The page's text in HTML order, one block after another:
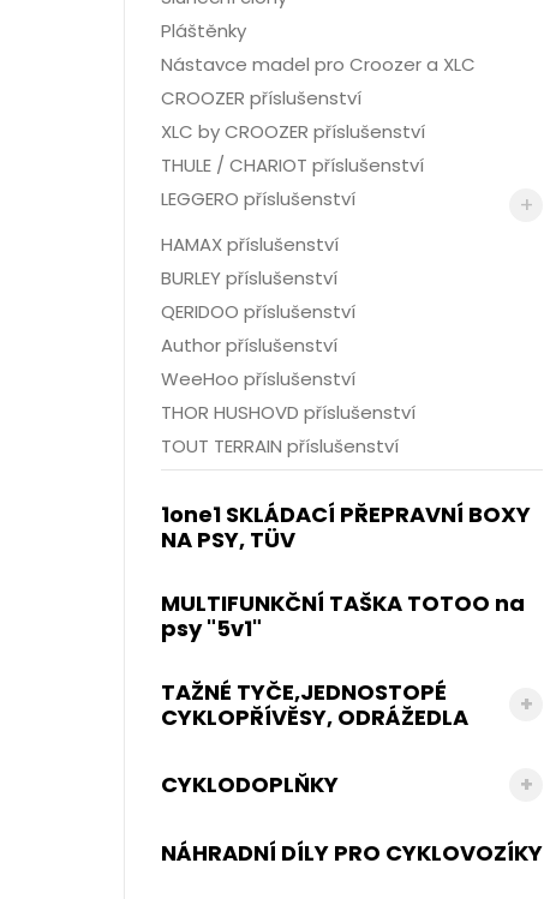
Pláštěnky
Nástavce madel pro Croozer a XLC
CROOZER příslušenství
XLC by CROOZER příslušenství
THULE / CHARIOT příslušenství
LEGGERO příslušenství
HAMAX příslušenství
BURLEY příslušenství
QERIDOO příslušenství
Author příslušenství
WeeHoo příslušenství
THOR HUSHOVD příslušenství
TOUT TERRAIN příslušenství
1one1 SKLÁDACÍ PŘEPRAVNÍ BOXY
NA PSY, TÜV
MULTIFUNKČNÍ TAŠKA TOTOO na
psy "5v1"
TAŽNÉ TYČE,JEDNOSTOPÉ
CYKLOPŘÍVĚSY, ODRÁŽEDLA
CYKLODOPLŇKY
NÁHRADNÍ DÍLY PRO CYKLOVOZÍKY